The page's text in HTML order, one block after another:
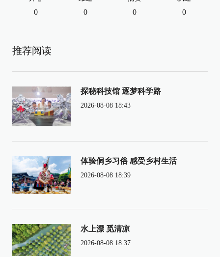
0 0 0 0
推荐阅读
探秘科技馆 逐梦科学路
2026-08-08 18:43
体验侗乡习俗 感受乡村生活
2026-08-08 18:39
水上漂 觅清凉
2026-08-08 18:37